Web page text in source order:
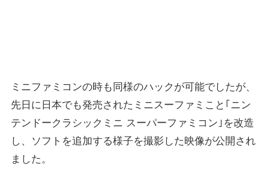
ミニファミコンの時も同様のハックが可能でしたが、
先日に日本でも発売されたミニスーファミこと｢ニン
テンドークラシックミニ スーパーファミコン｣を改造
し、ソフトを追加する様子を撮影した映像が公開され
ました。